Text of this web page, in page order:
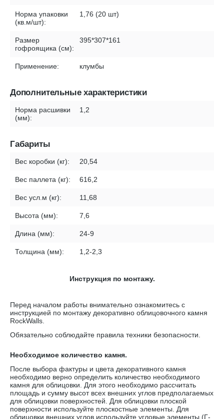
Норма упаковки
(кв.м/шт):
1,76 (20 шт)
Размер
гофроящика (см):
395*307*161
Применение: клумбы
Дополнительные характеристики
Норма расшивки
(мм):
1,2
Габариты
Вес коробки (кг): 20,54
Вес паллета (кг): 616,2
Вес усл.м (кг): 11,68
Высота (мм): 7,6
Длина (мм): 24-9
Толщина (мм): 1,2-2,3
Инструкция по монтажу.
Перед началом работы внимательно ознакомитесь с
инструкцией по монтажу декоративно облицовочного камня
RockWalls
Обязательно соблюдайте правила техники безопасности.
Необходимое количество камня.
После выбора фактуры и цвета декоративного камня
необходимо верно определить количество необходимого
камня для облицовки. Для этого необходимо рассчитать
площадь и сумму высот всех внешних углов предполагаемых
для облицовки поверхностей. Для облицовки плоской
поверхности используйте плоскостные элементы. Для
облицовки внешних углов используйте угловые элементы (Г-